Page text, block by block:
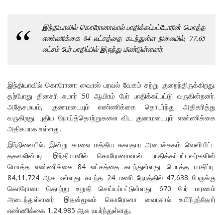
இந்தியாவில் கொரோனாவால் பாதிக்கப்பட்டோரின் மொத்த
எண்ணிக்கை 84 லட்சத்தை கடந்துள்ள நிலையில், 77.65
லட்சம் பேர் பாதிப்பில் இருந்து மீண்டுள்ளனர்.
இந்தியாவில் கொரோனா வைரஸ் பரவல் வேகம் சற்று குறைந்திருக்கிறது.
தற்போது தினசரி சுமார் 50 ஆயிரம் பேர் பாதிக்கப்பட்டு வருகின்றனர்.
அதேசமயம், குணமடையும் எண்ணிக்கை தொடர்ந்து அதிகரித்து
வருகிறது. புதிய நோய்த்தொற்றுகளை விட குணமடையும் எண்ணிக்கை
அதிகமாக உள்ளது.
இந்நிலையில், இன்று காலை மத்திய சுகாதார அமைச்சகம் வெளியிட்ட
தகவலின்படி இந்தியாவில் கொரோனாவால் பாதிக்கப்பட்டவர்களின்
மொத்த எண்ணிக்கை 84 லட்சத்தை கடந்துள்ளது. மொத்த பாதிப்பு
84,11,724 ஆக உள்ளது. கடந்த 24 மணி நேரத்தில் 47,638 பேருக்கு
கொரோனா தொற்று உறுதி செய்யப்பட்டுள்ளது. 670 பேர் மரணம்
அடைந்துள்ளனர். இதன்மூலம் கொரோனா வைரசால் உயிரிழந்தோர்
எண்ணிக்கை 1,24,985 ஆக உயர்ந்துள்ளது.